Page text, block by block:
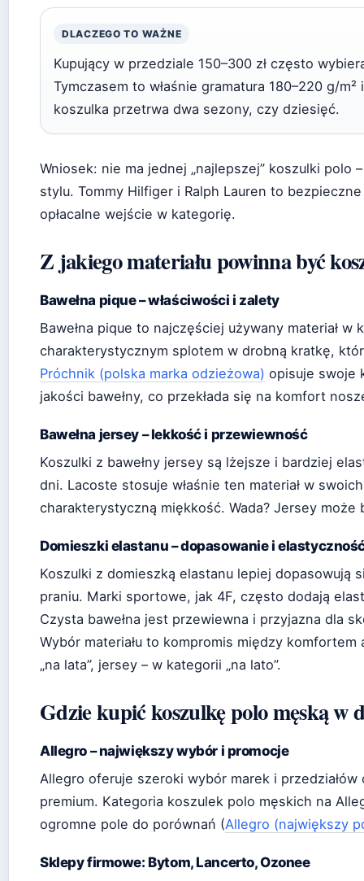
DLACZEGO TO WAŻNE
Kupujący w przedziale 150–300 zł często
Tymczasem to właśnie gramatura 180–220 g/
koszulka przetrwa dwa sezony, czy dziesięć.
Wniosek: nie ma jednej „najlepszej” koszulki polo
stylu. Tommy Hilfiger i Ralph Lauren to
opłacalne wejście w kategorię.
Z jakiego materiału powinna być
Bawełna pique – właściwości i zalety
Bawełna pique to najczęściej używany materiał
charakterystycznym splotem w drobną kratkę,
Próchnik (polska marka odzieżowa) opisuje swoje
jakości bawełny, co przekłada się na komfort
Bawełna jersey – lekkość i przewiewność
Koszulki z bawełny jersey są lżejsze i bardziej
dni. Lacoste stosuje właśnie ten materiał w
charakterystyczną miękkość. Wada? Jersey może
Domieszki elastanu – dopasowanie i
Koszulki z domieszką elastanu lepiej dopasowują
praniu. Marki sportowe, jak 4F, często dodają
Czysta bawełna jest przewiewna i przyjazna dla
Wybór materiału to kompromis między
„na lata”, jersey – w kategorii „na lato”.
Gdzie kupić koszulkę polo męską w
Allegro – największy wybór i promocje
Allegro oferuje szeroki wybór marek i
premium. Kategoria koszulek polo męskich na
ogromne pole do porównań (Allegro (największy
Sklepy firmowe: Bytom, Lancerto, Ozonee